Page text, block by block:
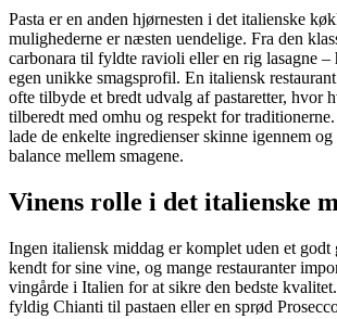
Pasta er en anden hjørnesten i det italienske
mulighederne er næsten uendelige. Fra den
carbonara til fyldte ravioli eller en rig lasagne –
egen unikke smagsprofil. En italiensk
ofte tilbyde et bredt udvalg af pastaretter, hvor
tilberedt med omhu og respekt for
lade de enkelte ingredienser skinne igennem
balance mellem smagene.
Vinens rolle i det italienske
Ingen italiensk middag er komplet uden et godt
kendt for sine vine, og mange restauranter
vingårde i Italien for at sikre den bedste
fyldig Chianti til pastaen eller en sprød